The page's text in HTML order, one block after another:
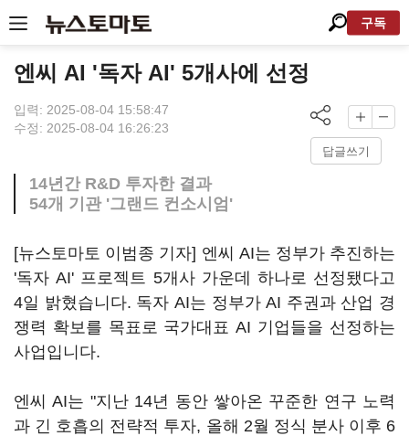
구독
엔씨 AI '독자 AI' 5개사에 선정
입력: 2025-08-04 15:58:47
수정: 2025-08-04 16:26:23
답글쓰기
14년간 R&D 투자한 결과
54개 기관 '그랜드 컨소시엄'
[뉴스토마토 이범종 기자] 엔씨 AI는 정부가 추진하는
'독자 AI' 프로젝트 5개사 가운데 하나로 선정됐다고
4일 밝혔습니다. 독자 AI는 정부가 AI 주권과 산업 경
쟁력 확보를 목표로 국가대표 AI 기업들을 선정하는
사업입니다.
엔씨 AI는 "지난 14년 동안 쌓아온 꾸준한 연구 노력
과 긴 호흡의 전략적 투자, 올해 2월 정식 분사 이후 6